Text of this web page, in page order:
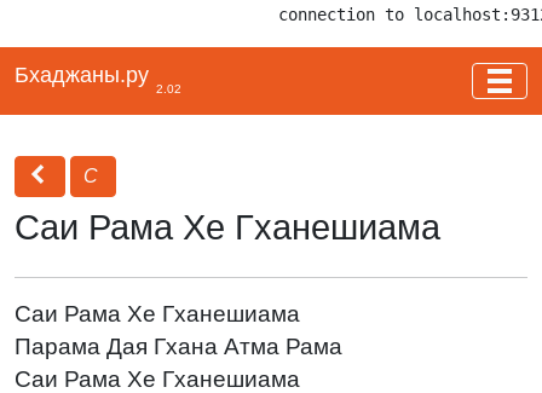
connection to
Бхаджаны.ру
2.02
С
Саи Рама Хе Гханешиама
Саи Рама Хе Гханешиама
Парама Дая Гхана Атма Рама
Саи Рама Хе Гханешиама